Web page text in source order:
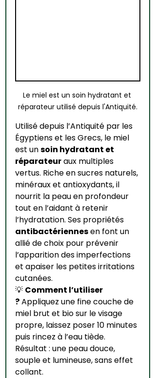
Le miel est un soin hydratant et
réparateur utilisé depuis l'Antiquité.
Utilisé depuis l’Antiquité par les
Égyptiens et les Grecs, le miel
est un soin hydratant et
réparateur aux multiples
vertus. Riche en sucres naturels,
minéraux et antioxydants, il
nourrit la peau en profondeur
tout en l’aidant à retenir
l’hydratation. Ses propriétés
antibactériennes en font un
allié de choix pour prévenir
l’apparition des imperfections
et apaiser les petites irritations
cutanées.
💡 Comment l’utiliser
? Appliquez une fine couche de
miel brut et bio sur le visage
propre, laissez poser 10 minutes
puis rincez à l’eau tiède.
Résultat : une peau douce,
souple et lumineuse, sans effet
collant.